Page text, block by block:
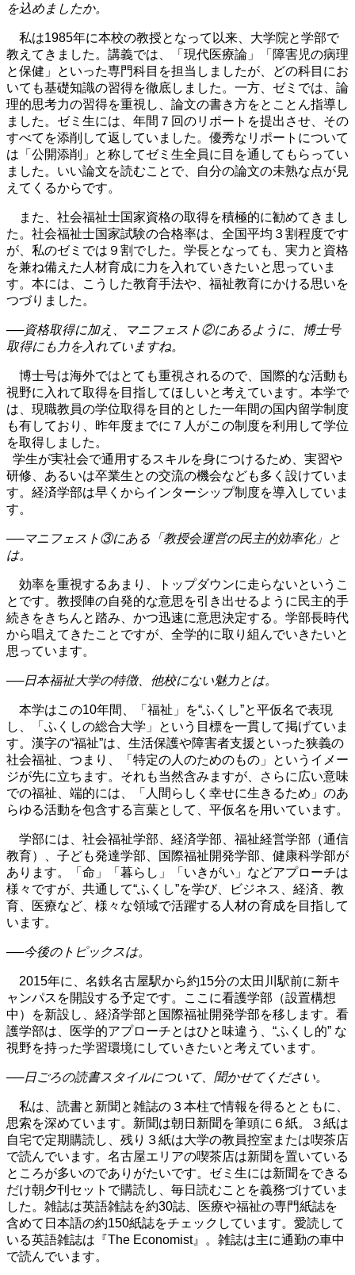
を込めましたか。
私は1985年に本校の教授となって以来、大学院と学部で
教えてきました。講義では、「現代医療論」「障害児の病理
と保健」といった専門科目を担当しましたが、どの科目にお
いても基礎知識の習得を徹底しました。一方、ゼミでは、論
理的思考力の習得を重視し、論文の書き方をとことん指導し
ました。ゼミ生には、年間７回のリポートを提出させ、その
すべてを添削して返していました。優秀なリポートについて
は「公開添削」と称してゼミ生全員に目を通してもらってい
ました。いい論文を読むことで、自分の論文の未熟な点が見
えてくるからです。
また、社会福祉士国家資格の取得を積極的に勧めてきまし
た。社会福祉士国家試験の合格率は、全国平均３割程度です
が、私のゼミでは９割でした。学長となっても、実力と資格
を兼ね備えた人材育成に力を入れていきたいと思っていま
す。本には、こうした教育手法や、福祉教育にかける思いを
つづりました。
──資格取得に加え、マニフェスト②にあるように、博士号
取得にも力を入れていますね。
博士号は海外ではとても重視されるので、国際的な活動も
視野に入れて取得を目指してほしいと考えています。本学で
は、現職教員の学位取得を目的とした一年間の国内留学制度
も有しており、昨年度までに７人がこの制度を利用して学位
を取得しました。
学生が実社会で通用するスキルを身につけるため、実習や
研修、あるいは卒業生との交流の機会なども多く設けていま
す。経済学部は早くからインターシップ制度を導入していま
す。
──マニフェスト③にある「教授会運営の民主的効率化」と
は。
効率を重視するあまり、トップダウンに走らないというこ
とです。教授陣の自発的な意思を引き出せるように民主的手
続きをきちんと踏み、かつ迅速に意思決定する。学部長時代
から唱えてきたことですが、全学的に取り組んでいきたいと
思っています。
──日本福祉大学の特徴、他校にない魅力とは。
本学はこの10年間、「福祉」を“ふくし”と平仮名で表現
し、「ふくしの総合大学」という目標を一貫して掲げていま
す。漢字の“福祉”は、生活保護や障害者支援といった狭義の
社会福祉、つまり、「特定の人のためのもの」というイメー
ジが先に立ちます。それも当然含みますが、さらに広い意味
での福祉、端的には、「人間らしく幸せに生きるため」のあ
らゆる活動を包含する言葉として、平仮名を用いています。
学部には、社会福祉学部、経済学部、福祉経営学部（通信
教育）、子ども発達学部、国際福祉開発学部、健康科学部が
あります。「命」「暮らし」「いきがい」などアプローチは
様々ですが、共通して“ふくし”を学び、ビジネス、経済、教
育、医療など、様々な領域で活躍する人材の育成を目指して
います。
──今後のトピックスは。
2015年に、名鉄名古屋駅から約15分の太田川駅前に新キ
ャンパスを開設する予定です。ここに看護学部（設置構想
中）を新設し、経済学部と国際福祉開発学部を移します。看
護学部は、医学的アプローチとはひと味違う、“ふくし的” な
視野を持った学習環境にしていきたいと考えています。
──日ごろの読書スタイルについて、聞かせてください。
私は、読書と新聞と雑誌の３本柱で情報を得るとともに、
思索を深めています。新聞は朝日新聞を筆頭に６紙。３紙は
自宅で定期購読し、残り３紙は大学の教員控室または喫茶店
で読んでいます。名古屋エリアの喫茶店は新聞を置いている
ところが多いのでありがたいです。ゼミ生には新聞をできる
だけ朝夕刊セットで購読し、毎日読むことを義務づけていま
した。雑誌は英語雑誌を約30誌、医療や福祉の専門紙誌を
含めて日本語の約150紙誌をチェックしています。愛読して
いる英語雑誌は『The Economist』。雑誌は主に通勤の車中
で読んでいます。